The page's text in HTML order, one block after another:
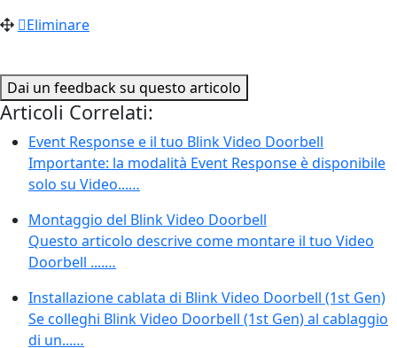
Eliminare
Dai un feedback su questo articolo
Articoli Correlati:
Event Response e il tuo Blink Video Doorbell
Importante: la modalità Event Response è disponibile
solo su Video...…
Montaggio del Blink Video Doorbell
Questo articolo descrive come montare il tuo Video
Doorbell ....…
Installazione cablata di Blink Video Doorbell (1st Gen)
Se colleghi Blink Video Doorbell (1st Gen) al cablaggio
di un...…